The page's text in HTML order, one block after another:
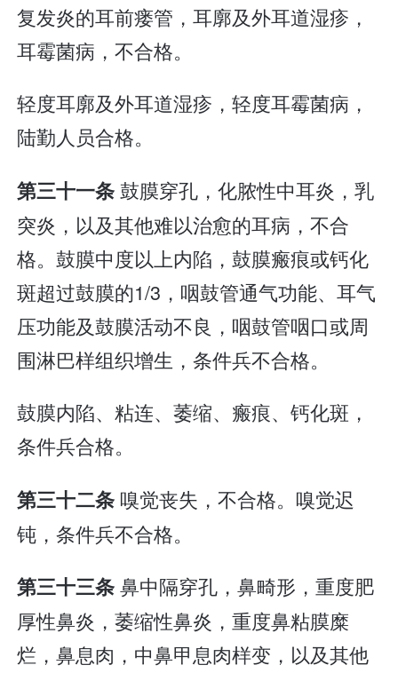
复发炎的耳前瘘管，耳廓及外耳道湿疹，
耳霉菌病，不合格。
轻度耳廓及外耳道湿疹，轻度耳霉菌病，
陆勤人员合格。
第三十一条鼓膜穿孔，化脓性中耳炎，乳
突炎，以及其他难以治愈的耳病，不合
格。鼓膜中度以上内陷，鼓膜瘢痕或钙化
斑超过鼓膜的1/3，咽鼓管通气功能、耳气
压功能及鼓膜活动不良，咽鼓管咽口或周
围淋巴样组织增生，条件兵不合格。
鼓膜内陷、粘连、萎缩、瘢痕、钙化斑，
条件兵合格。
第三十二条 嗅觉丧失，不合格。嗅觉迟
钝，条件兵不合格。
第三十三条鼻中隔穿孔，鼻畸形，重度肥
厚性鼻炎，萎缩性鼻炎，重度鼻粘膜糜
烂，鼻息肉，中鼻甲息肉样变，以及其他